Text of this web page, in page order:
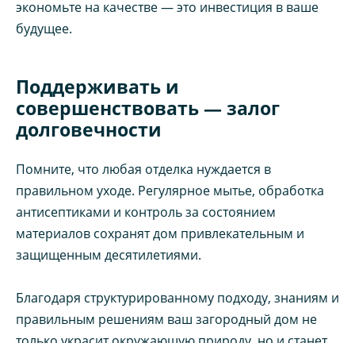
экономьте на качестве — это инвестиция в ваше
будущее.
Поддерживать и
совершенствовать — залог
долговечности
Помните, что любая отделка нуждается в
правильном уходе. Регулярное мытье, обработка
антисептиками и контроль за состоянием
материалов сохранят дом привлекательным и
защищенным десятилетиями.
Благодаря структурированному подходу, знаниям и
правильным решениям ваш загородный дом не